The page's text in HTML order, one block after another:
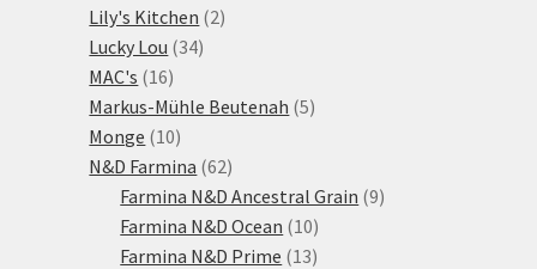
Lily's Kitchen 22
Lucky Lou 3434
MAC's 1616
produktů
Markus-Mühle Beutenah 55
Monge 1010
produktů
N&D Farmina 6262
produktů
Farmina N&D Ancestral Grain 99
Farmina N&D Ocean 1010
produktů
Farmina N&D Prime 1313